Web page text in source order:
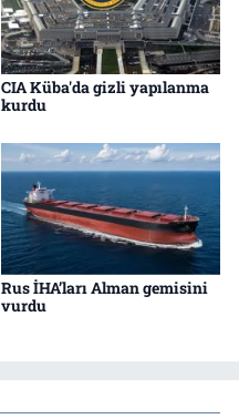
CIA Küba'da gizli yapılanma
kurdu
Rus İHA’ları Alman gemisini
vurdu